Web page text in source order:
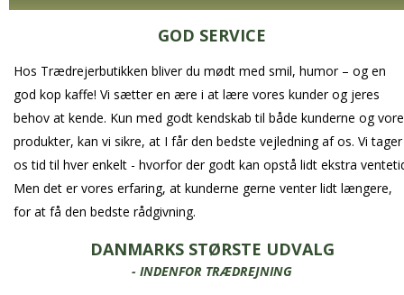
GOD SERVICE
Hos Trædrejerbutikken bliver du mødt med smil, humor – og en
god kop kaffe! Vi sætter en ære i at lære vores kunder og jeres
behov at kende. Kun med godt kendskab til både kunderne og
produkter, kan vi sikre, at I får den bedste vejledning af os. Vi tager
os tid til hver enkelt - hvorfor der godt kan opstå lidt ekstra
Men det er vores erfaring, at kunderne gerne venter lidt længere,
for at få den bedste rådgivning.
DANMARKS STØRSTE UDVALG
- INDENFOR TRÆDREJNING